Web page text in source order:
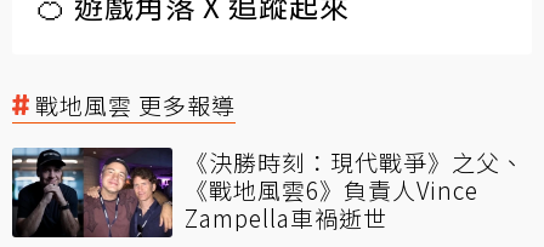
戰地風雲 更多報導
《決勝時刻：現代戰爭》之父、
《戰地風雲6》負責人Vince
Zampella車禍逝世